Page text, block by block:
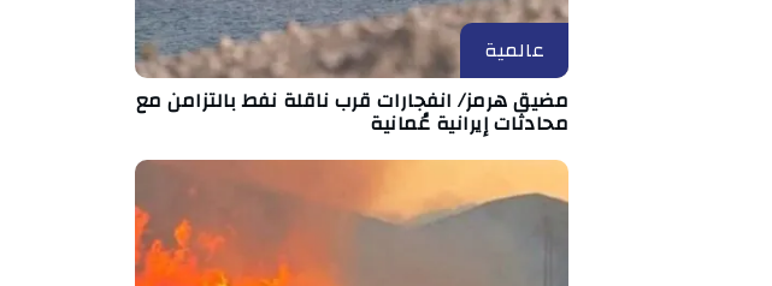
عالمية
مضيق هرمز/ انفجارات قرب ناقلة نفط بالتزامن مع
محادثات إيرانية عُمانية